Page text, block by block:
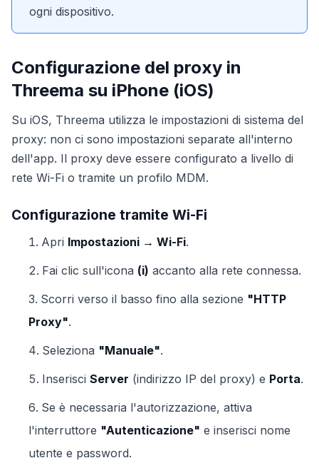
ogni dispositivo.
Configurazione del proxy in
Threema su iPhone (iOS)
Su iOS, Threema utilizza le impostazioni di sistema del
proxy: non ci sono impostazioni separate all'interno
dell'app. Il proxy deve essere configurato a livello di
rete Wi-Fi o tramite un profilo MDM.
Configurazione tramite Wi-Fi
Apri Impostazioni → Wi-Fi.
Fai clic sull'icona (i) accanto alla rete connessa.
Scorri verso il basso fino alla sezione "HTTP
Proxy".
Seleziona "Manuale".
Inserisci Server (indirizzo IP del proxy) e Porta.
Se è necessaria l'autorizzazione, attiva
l'interruttore "Autenticazione" e inserisci nome
utente e password.